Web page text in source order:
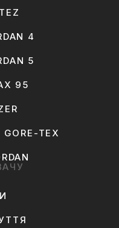
4
5
95
GORE-TEX